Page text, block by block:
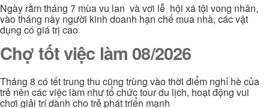
Ngày rằm tháng 7 mùa vu lan và vơi lễ hội xá tội vong nhân,
vào tháng này người kinh doanh hạn chế mua nhà, các vật
dụng có giá trị cao
Chợ tốt việc làm 08/2026
Tháng 8 có tết trung thu cũng trùng vào thời điểm nghỉ hè của
trẻ nên các việc làm như tổ chức tour du lịch, hoạt động vui
chơi giải trí dành cho trẻ phát triển mạnh